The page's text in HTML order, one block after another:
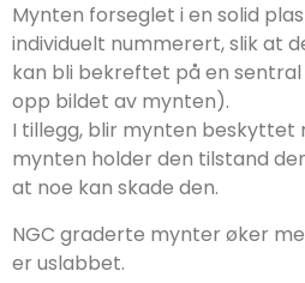
Mynten forseglet i en solid
individuelt nummerert, slik at
kan bli bekreftet på en
opp bildet av mynten).
I tillegg, blir mynten beskyttet
mynten holder den tilstand
at noe kan skade den.
NGC graderte mynter øker
er uslabbet.